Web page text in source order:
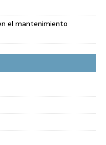
el mantenimiento